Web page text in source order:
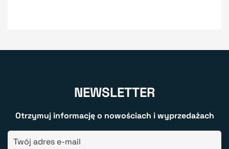
NEWSLETTER
Otrzymuj informację o nowościach i wyprzedażach